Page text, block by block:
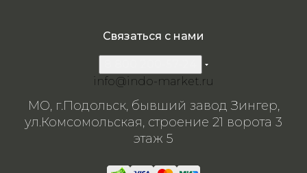
Связаться с нами
info@indo-market.ru
МО, г.Подольск, бывший завод Зингер,
ул.Комсомольская, строение 21 ворота 3
этаж 5